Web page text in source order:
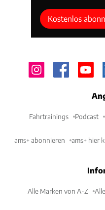
Kostenlos
Fahrtrainings Podcast
ams+ abonnieren ams+ hier
Alle Marken von A-Z